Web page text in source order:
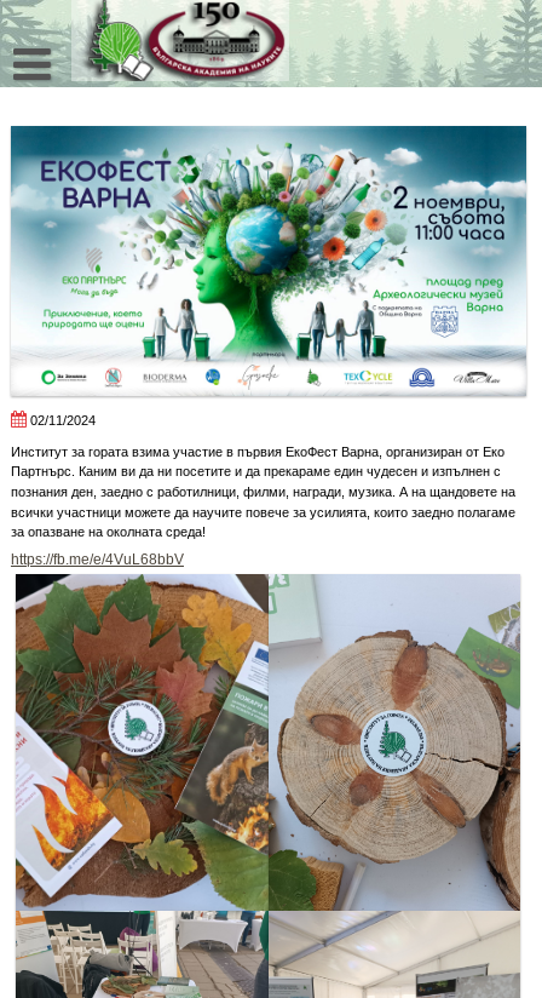
Skip
to
content
02/11/2024
Институт за гората взима участие в първия ЕкоФест Варна, организиран от Еко
Партнърс. Каним ви да ни посетите и да прекараме един чудесен и изпълнен с
познания ден, заедно с работилници, филми, награди, музика. А на щандовете на
всички участници можете да научите повече за усилията, които заедно полагаме
за опазване на околната среда!
https://fb.me/e/4VuL68bbV